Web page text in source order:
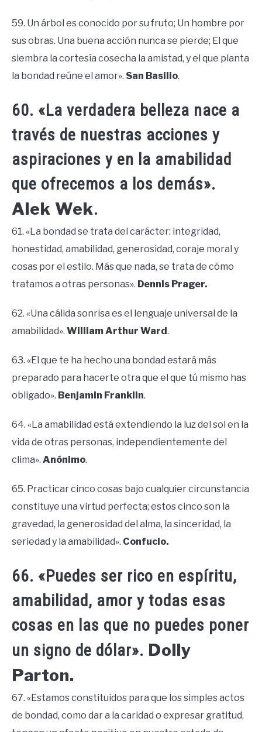
59. Un árbol es conocido por su fruto; Un hombre por
sus obras. Una buena acción nunca se pierde; El que
siembra la cortesía cosecha la amistad, y el que planta
la bondad reúne el amor». San Basilio.
60. «La verdadera belleza nace a
través de nuestras acciones y
aspiraciones y en la amabilidad
que ofrecemos a los demás».
Alek Wek.
61. «La bondad se trata del carácter: integridad,
honestidad, amabilidad, generosidad, coraje moral y
cosas por el estilo. Más que nada, se trata de cómo
tratamos a otras personas». Dennis Prager.
62. «Una cálida sonrisa es el lenguaje universal de la
amabilidad». William Arthur Ward.
63. «El que te ha hecho una bondad estará más
preparado para hacerte otra que el que tú mismo has
obligado». Benjamin Franklin.
64. «La amabilidad está extendiendo la luz del sol en la
vida de otras personas, independientemente del
clima». Anónimo.
65. Practicar cinco cosas bajo cualquier circunstancia
constituye una virtud perfecta; estos cinco son la
gravedad, la generosidad del alma, la sinceridad, la
seriedad y la amabilidad». Confucio.
66. «Puedes ser rico en espíritu,
amabilidad, amor y todas esas
cosas en las que no puedes poner
un signo de dólar». Dolly
Parton.
67. «Estamos constituidos para que los simples actos
de bondad, como dar a la caridad o expresar gratitud,